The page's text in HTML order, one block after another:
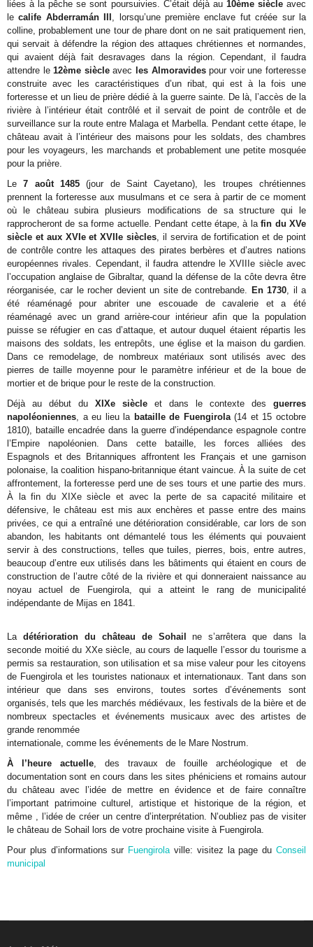
liées à la pêche se sont poursuivies. C’était déjà au 10ème siècleavec
le calife Abderramán III , lorsqu’une première enclave fut créée sur la
colline, probablement une tour de phare dont on ne sait pratiquement rien,
qui servait à défendre la région des attaques chrétiennes et normandes,
qui avaient déjà fait desravages dans la région. Cependant, il faudra
attendre le12ème siècleavec les Almoravidespour voir une forteresse
construite avec les caractéristiques d’un ribat, qui est à la fois une
forteresse et un lieu de prière dédié à la guerre sainte. De là, l’accès de la
rivière à l’intérieur était contrôlé et il servait de point de contrôle et de
surveillance sur la route entre Malaga et Marbella. Pendant cette étape, le
château avait à l’intérieur des maisons pour les soldats, des chambres
pour les voyageurs, les marchands et probablement une petite mosquée
pour la prière.
Le7 août 1485(jour de Saint Cayetano), les troupes chrétiennes
prennent la forteresse aux musulmans et ce sera à partir de ce moment
où le château subira plusieurs modifications de sa structure qui le
rapprocheront de sa forme actuelle. Pendant cette étape, à lafin du XVe
siècle et aux XVIe et XVIIe siècles, il servira de fortification et de point
de contrôle contre les attaques des pirates berbères et d’autres nations
européennes rivales. Cependant, il faudra attendre le XVIIIe siècle avec
l’occupation anglaise de Gibraltar, quand la défense de la côte devra être
réorganisée, car le rocher devient un site de contrebande. En 1730, il a
été réaménagé pour abriter une escouade de cavalerie et a été
réaménagé avec un grand arrière-cour intérieur afin que la population
puisse se réfugier en cas d’attaque, et autour duquel étaient répartis les
maisons des soldats, les entrepôts, une église et la maison du gardien.
Dans ce remodelage, de nombreux matériaux sont utilisés avec des
pierres de taille moyenne pour le paramètre inférieur et de la boue de
mortier et de brique pour le reste de la construction.
Déjà au début du XIXe siècle et dans le contexte des guerres
napoléoniennes, a eu lieu la bataille de Fuengirola(14 et 15 octobre
1810), bataille encadrée dans la guerre d’indépendance espagnole contre
l’Empire napoléonien. Dans cette bataille, les forces alliées des
Espagnols et des Britanniques affrontent les Français et une garnison
polonaise, la coalition hispano-britannique étant vaincue. À la suite de cet
affrontement, la forteresse perd une de ses tours et une partie des murs.
À la fin du XIXe siècle et avec la perte de sa capacité militaire et
défensive, le château est mis aux enchères et passe entre des mains
privées, ce qui a entraîné une détérioration considérable, car lors de son
abandon, les habitants ont démantelé tous les éléments qui pouvaient
servir à des constructions, telles que tuiles, pierres, bois, entre autres,
beaucoup d’entre eux utilisés dans les bâtiments qui étaient en cours de
construction de l’autre côté de la rivière et qui donneraient naissance au
noyau actuel de Fuengirola, qui a atteint le rang de municipalité
indépendante de Mijas en 1841.
La détérioration du château de Sohail
ne s’arrêtera que dans la
seconde moitié du XXe siècle, au cours de laquelle l’essor du tourisme a
permis sa restauration, son utilisation et sa mise valeur pour les citoyens
de Fuengirola et les touristes nationaux et internationaux. Tant dans son
intérieur que dans ses environs, toutes sortes d’événements sont
organisés, tels que les marchés médiévaux, les festivals de la bière et de
nombreux spectacles et événements musicaux avec des artistes de
grande renommée
internationale, comme les événements de le Mare Nostrum.
À l’heure actuelle, des travaux de fouille archéologique et de
documentation sont en cours dans les sites phéniciens et romains autour
du château avec l’idée de mettre en évidence et de faire connaître
l’important patrimoine culturel, artistique et historique de la région, et
même , l’idée de créer un centre d’interprétation. N’oubliez pas de visiter
le château de Sohail lors de votre prochaine visite à Fuengirola.
Pour plus d’informations sur Fuengirolaville: visitez la page duConseil
municipal